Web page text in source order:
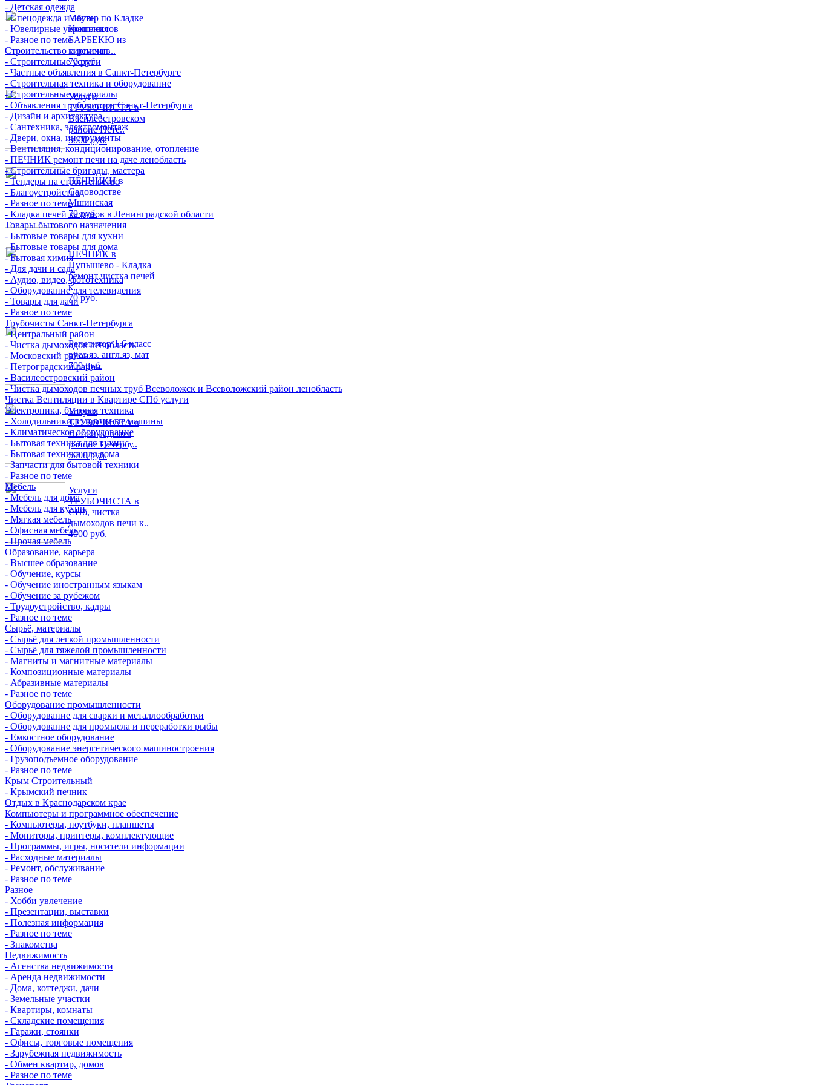
Мастер по Кладке
Комплексов
БАРБЕКЮ из
кирпича в..
70 руб.
Услуги
ТРУБОЧИСТА в
Василеостровском
районе Пете..
5000 руб.
ПЕЧНИКИ в
Садоводстве
Мшинская
70 руб.
ПЕЧНИК в
Пупышево - Кладка
ремонт чистка печей
к..
70 руб.
Репетитор 1-6 класс
русс.яз. англ.яз, мат
700 руб.
Услуги
ТРУБОЧИСТА в
Петроградском
районе Петербу..
5000 руб.
Услуги
ТРУБОЧИСТА в
СПб, чистка
дымоходов печи к..
4000 руб.
- Детская одежда
- Спецодежда и обувь
- Ювелирные украшения
- Разное по теме
Строительство и ремонт
- Строительные услуги
- Частные объявления в Санкт-Петербурге
- Строительная техника и оборудование
- Строительные материалы
- Объявления трубочистов Санкт-Петербурга
- Дизайн и архитектура
- Сантехника, электромонтаж
- Двери, окна, инструменты
- Вентиляция, кондиционирование, отопление
- ПЕЧНИК ремонт печи на даче ленобласть
- Строительные бригады, мастера
- Тендеры на строительство
- Благоустройство
- Разное по теме
- Кладка печей каминов в Ленинградской области
Товары бытового назначения
- Бытовые товары для кухни
- Бытовые товары для дома
- Бытовая химия
- Для дачи и сада
- Аудио, видео, фототехника
- Оборудование для телевидения
- Товары для дачи
- Разное по теме
Трубочисты Санкт-Петербурга
- Центральный район
- Чистка дымоходов ленобласть
- Московский район
- Петроградский район
- Василеостровский район
- Чистка дымоходов печных труб Всеволожск и Всеволожский район ленобласть
Чистка Вентиляции в Квартире СПб услуги
Электроника, бытовая техника
- Холодильники, стиральные машины
- Климатическое оборудование
- Бытовая техника для кухни
- Бытовая техника для дома
- Запчасти для бытовой техники
- Разное по теме
Мебель
- Мебель для дома
- Мебель для кухни
- Мягкая мебель
- Офисная мебель
- Прочая мебель
Образование, карьера
- Высшее образование
- Обучение, курсы
- Обучение иностранным языкам
- Обучение за рубежом
- Трудоустройство, кадры
- Разное по теме
Сырьё, материалы
- Сырьё для легкой промышленности
- Сырьё для тяжелой промышленности
- Магниты и магнитные материалы
- Композиционные материалы
- Абразивные материалы
- Разное по теме
Оборудование промышленности
- Оборудование для сварки и металлообработки
- Оборудование для промысла и переработки рыбы
- Емкостное оборудование
- Оборудование энергетического машиностроения
- Грузоподъемное оборудование
- Разное по теме
Крым Строительный
- Крымский печник
Отдых в Краснодарском крае
Компьютеры и программное обеспечение
- Компьютеры, ноутбуки, планшеты
- Мониторы, принтеры, комплектующие
- Программы, игры, носители информации
- Расходные материалы
- Ремонт, обслуживание
- Разное по теме
Разное
- Хобби увлечение
- Презентации, выставки
- Полезная информация
- Разное по теме
- Знакомства
Недвижимость
- Агенства недвижимости
- Аренда недвижимости
- Дома, коттеджи, дачи
- Земельные участки
- Квартиры, комнаты
- Складские помещения
- Гаражи, стоянки
- Офисы, торговые помещения
- Зарубежная недвижимость
- Обмен квартир, домов
- Разное по теме